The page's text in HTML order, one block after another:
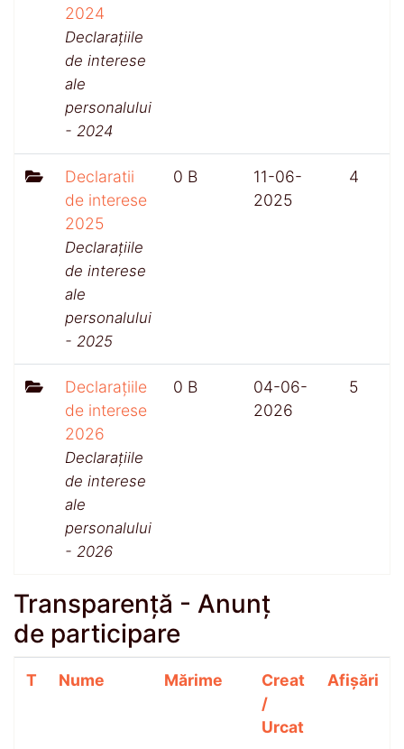
2024
Declarațiile
de interese
ale
personalului
- 2024
Declaratii
de interese
2025
Declarațiile
de interese
ale
personalului
- 2025
0 B
11-06-
2025
4
Declarațiile
de interese
2026
Declarațiile
de interese
ale
personalului
- 2026
0 B
04-06-
2026
5
Transparență - Anunț
de participare
T Nume Mărime
Creat
/
Urcat
Afișări